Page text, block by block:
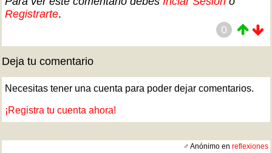
Registrarte.
0
Deja tu comentario
Necesitas tener una cuenta para poder dejar comentarios.
¡Registra tu cuenta ahora!
♂ Anónimo en reflexiones